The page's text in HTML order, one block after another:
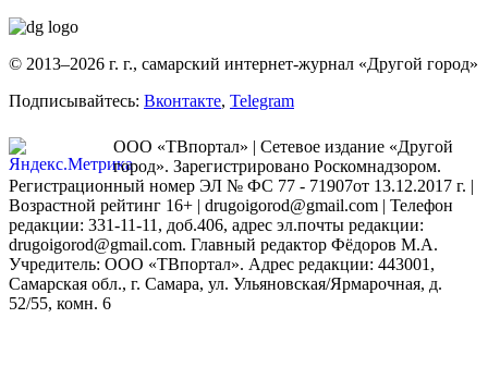
© 2013–2026 г. г., самарский интернет-журнал «Другой город»
Подписывайтесь: Вконтакте, Telegram
ООО «ТВпортал» | Сетевое издание «Другой
город». Зарегистрировано Роскомнадзором.
Регистрационный номер ЭЛ № ФС 77 - 71907от 13.12.2017 г. |
Возрастной рейтинг 16+ | drugoigorod@gmail.com | Телефон
редакции: 331-11-11, доб.406, адрес эл.почты редакции:
drugoigorod@gmail.com. Главный редактор Фёдоров М.А.
Учредитель: ООО «ТВпортал». Адрес редакции: 443001,
Самарская обл., г. Самара, ул. Ульяновская/Ярмарочная, д.
52/55, комн. 6